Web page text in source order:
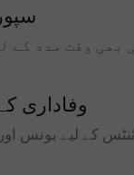
بھی وقت مدد کے
وفاداری
کے لیے بونس